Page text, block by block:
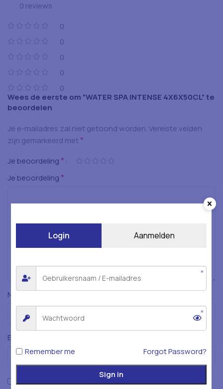
0 reviews
0
0
0
0
0
Wees de eerste om “WATER SPA INTENSE 4X6X50CL” te
beoordelen
Je e-mailadres zal niet getoond worden.Vereiste velden
zijn gemarkeerd met *
Je beoordeling *
Je beoordeling *
Naam *
E-mail
Mijn naam, e-mailadres en website opslaan in deze
Login Aanmelden
Remember me Forgot Password?
Sign in